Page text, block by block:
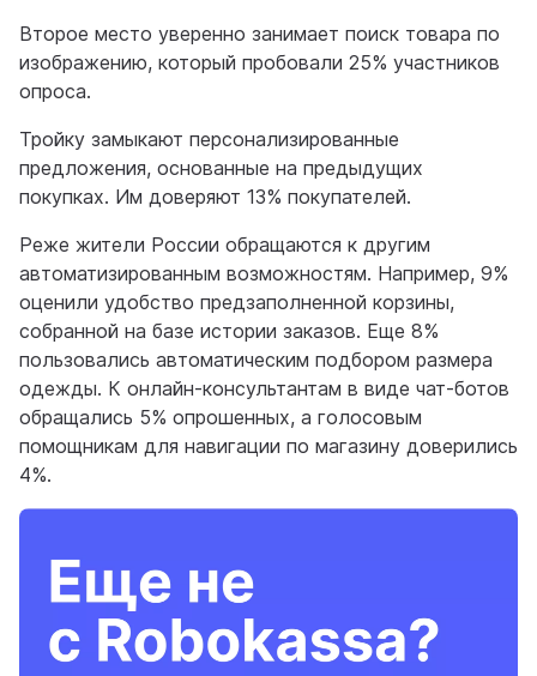
Второе место уверенно занимает поиск товара по
изображению, который пробовали 25% участников
опроса.
Тройку замыкают персонализированные
предложения, основанные на предыдущих
покупках. Им доверяют 13% покупателей.
Реже жители России обращаются к другим
автоматизированным возможностям. Например, 9%
оценили удобство предзаполненной корзины,
собранной на базе истории заказов. Еще 8%
пользовались автоматическим подбором размера
одежды. К онлайн-консультантам в виде чат-ботов
обращались 5% опрошенных, а голосовым
помощникам для навигации по магазину доверились
4%.